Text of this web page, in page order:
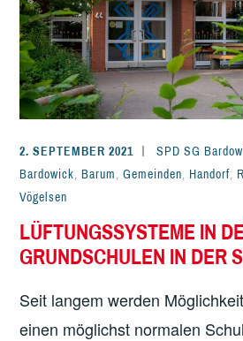
2. SEPTEMBER 2021 SPD SG
Bardowick, Barum,Gemeinden, Handorf,
Vögelsen
LÜFTUNGSSYSTEME IN
GRUNDSCHULEN IN DER
Seit langem werden
einen möglichst normalen